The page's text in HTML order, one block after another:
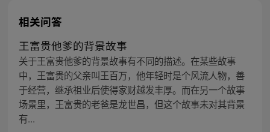
相关问答
王富贵他爹的背景故事
关于王富贵他爹的背景故事有不同的描述。在某些故事
中，王富贵的父亲叫王百万，他年轻时是个风流人物，善
于经营，继承祖业后使得家财越发丰厚。而在另一个故事
场景里，王富贵的老爸是龙世昌，但这个故事未对其背景
有...